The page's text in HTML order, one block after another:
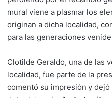
mural viene a plasmar los
originan a dicha localidad,
para las generaciones
Clotilde Geraldo, una de las
localidad, fue parte de la
comentó su impresión y